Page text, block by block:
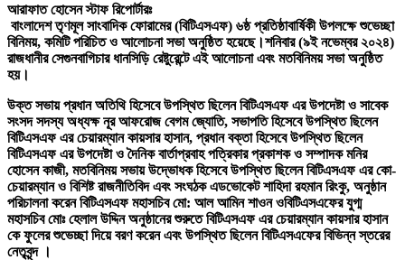
আরাফাত হোসেন স্টাফ রিপোর্টারঃ
বাংলাদেশ তৃণমূল সাংবাদিক ফোরামের (বিটিএসএফ) ৬ষ্ঠ প্রতিষ্ঠাবার্ষিকী উপলক্ষে শুভেচ্ছা
বিনিময়, কমিটি পরিচিত ও আলোচনা সভা অনুষ্ঠিত হয়েছে।শনিবার (৯ই নভেম্বর ২০২৪)
রাজধানীর সেগুনবাগিচার ধানসিড়ি রেষ্টুরেন্টে এই আলোচনা এবং মতবিনিময় সভা অনুষ্ঠিত
হয়।
উক্ত সভায় প্রধান অতিথি হিসেবে উপস্থিত ছিলেন বিটিএসএফ এর উপদেষ্টা ও সাবেক
সংসদ সদস্য অধ্যক্ষ নূর আফরোজ বেগম জ্যোতি, সভাপতি হিসেবে উপস্থিত ছিলেন
বিটিএসএফ এর চেয়ারম্যান কায়সার হাসান, প্রধান বক্তা হিসেবে উপস্থিত ছিলেন
বিটিএসএফ এর উপদেষ্টা ও দৈনিক বার্তাপ্রবাহ পত্রিকার প্রকাশক ও সম্পাদক মনির
হোসেন কাজী, মতবিনিময় সভায় উদ্ভোধক হিসেবে উপস্থিত ছিলেন বিটিএসএফ এর কো-
চেয়ারম্যান ও বিশিষ্ট রাজনীতিবিদ এবং সংঘঠক এডভোকেট শাহিদা রহমান রিংকু, অনুষ্ঠান
পরিচালনা করেন বিটিএসএফ মহাসচিব মো: আল আমিন শাওন ওবিটিএসএফের যুগ্ম
মহাসচিব মোঃ হেলাল উদ্দিন অনুষ্ঠানের শুরুতে বিটিএসএফ এর চেয়ারম্যান কায়সার হাসান
কে ফুলের শুভেচ্ছা দিয়ে বরণ করেন এবং উপস্থিত ছিলেন বিটিএসএফের বিভিন্ন স্তরের
নেতৃবৃন্দ ।